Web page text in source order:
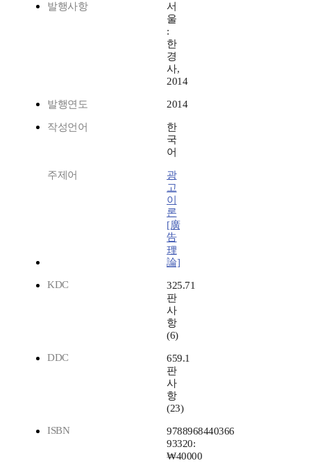
발행사항
서
울
:
한
경
사,
2014
발행연도 2014
작성언어
한
국
어
주제어
광
고
이
론
[廣
告
理
論]
KDC
325.71
판
사
항
(6)
DDC
659.1
판
사
항
(23)
ISBN
9788968440366
93320:
₩40000